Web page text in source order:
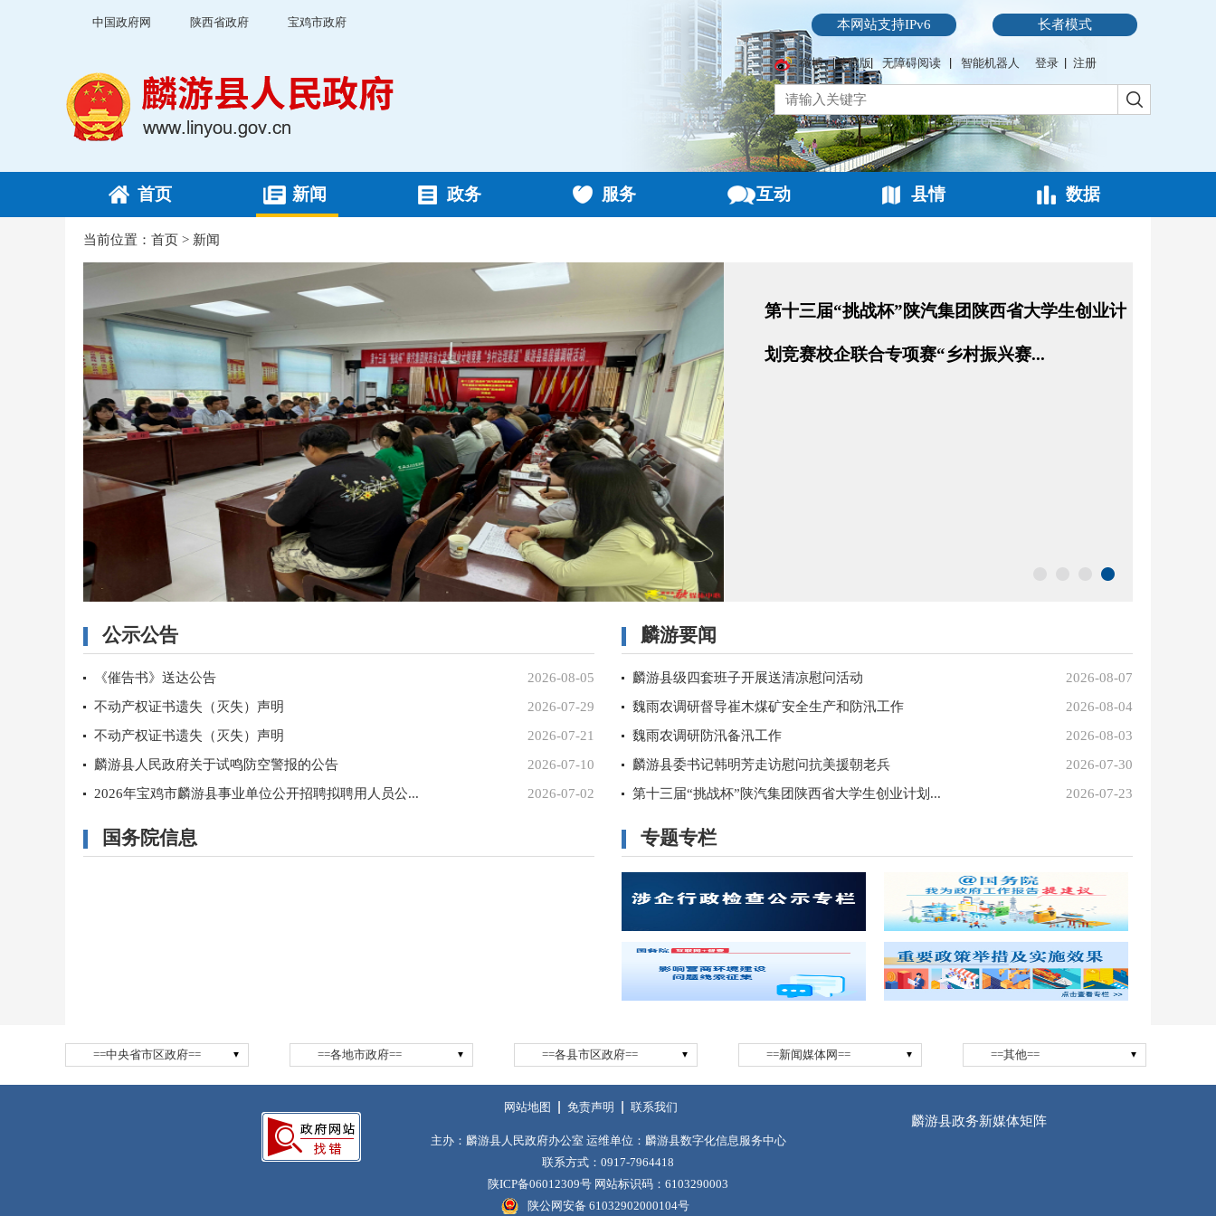
中国政府网 陕西省政府 宝鸡市政府 本网站支持IPv6 长者模式
微博 繁體版 无障碍阅读 智能机器人 登录 注册
首页 新闻 政务 服务 互动 县情 数据
当前位置： 首页 > 新闻
第十三届“挑战杯”陕汽集团陕西省大学生创业计
划竞赛校企联合专项赛“乡村振兴赛...
公示公告
《催告书》送达公告
2026-08-05
不动产权证书遗失（灭失）声明
2026-07-29
不动产权证书遗失（灭失）声明
2026-07-21
麟游县人民政府关于试鸣防空警报的公告
2026-07-10
2026年宝鸡市麟游县事业单位公开招聘拟聘用人员公...
2026-07-02
国务院信息
麟游要闻
麟游县级四套班子开展送清凉慰问活动
2026-08-07
魏雨农调研督导崔木煤矿安全生产和防汛工作
2026-08-04
魏雨农调研防汛备汛工作
2026-08-03
麟游县委书记韩明芳走访慰问抗美援朝老兵
2026-07-30
第十三届“挑战杯”陕汽集团陕西省大学生创业计划...
2026-07-23
专题专栏
==中央省市区政府== ==各地市政府== ==各县市区政府== ==新闻媒体网== ==其他==
网站地图 免责声明 联系我们
主办：麟游县人民政府办公室 运维单位：麟游县数字化信息服务中心
联系方式：0917-7964418
陕ICP备06012309号 网站标识码：6103290003
陕公网安备 61032902000104号
麟游县政务新媒体矩阵